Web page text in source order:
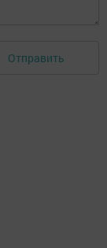
Отправить